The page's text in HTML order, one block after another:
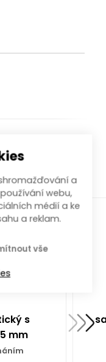
s
mm
a
webu,
médií a ke
a reklam.
vše